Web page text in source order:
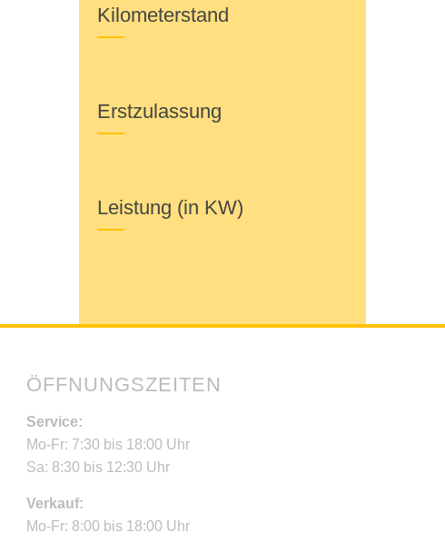
Kilometerstand
Erstzulassung
Leistung (in KW)
ÖFFNUNGSZEITEN
Service:
Mo-Fr: 7:30 bis 18:00 Uhr
Sa: 8:30 bis 12:30 Uhr
Verkauf:
Mo-Fr: 8:00 bis 18:00 Uhr